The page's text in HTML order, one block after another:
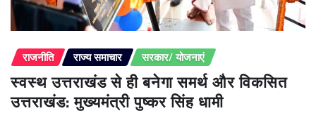
राजनीति राज्य समाचार सरकार/ योजनाएं
स्वस्थ उत्तराखंड से ही बनेगा समर्थ और विकसित
उत्तराखंड: मुख्यमंत्री पुष्कर सिंह धामी